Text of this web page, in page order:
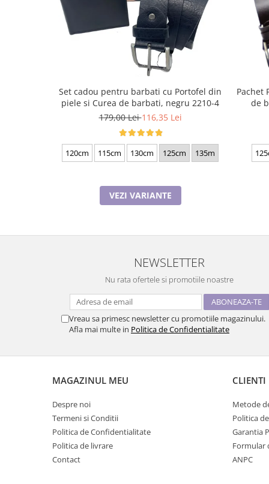
Set cadou pentru barbati cu Portofel din
piele si Curea de barbati, negru 2210-4
179,00 Lei116,35 Lei
120cm 115cm 130cm 125cm 135m
VEZI VARIANTE
Pachet
de
NEWSLETTER
Nu rata ofertele si promotiile noastre
Vreau sa primesc newsletter cu promotiile magazinului.
Afla mai multe in Politica de Confidentialitate
MAGAZINUL MEU
Despre noi
Termeni si Conditii
Politica de Confidentialitate
Politica de livrare
Contact
CLIENTI
Metode
Politica
Garantia
Formular
ANPC